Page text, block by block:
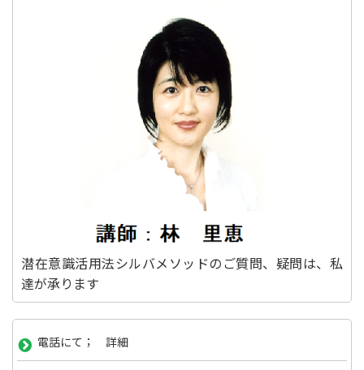
潜在意識活用法シルバメソッドのご質問、疑問は、私
達が承ります
電話にて； 詳細